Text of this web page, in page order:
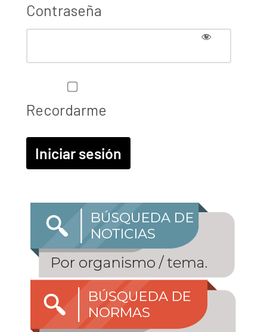
Contraseña
Recordarme